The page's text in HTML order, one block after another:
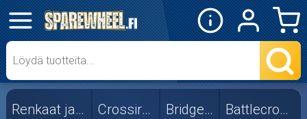
✕
Mopon osat
Skootterin osat
Renkaat ja vanteet Crossirenkaat Bridgestone Battlecross M40x